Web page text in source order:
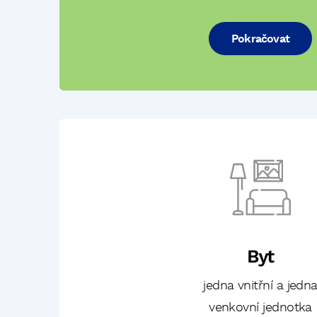
Pokračovat
Byt
jedna vnitřní a jedna
venkovní jednotka